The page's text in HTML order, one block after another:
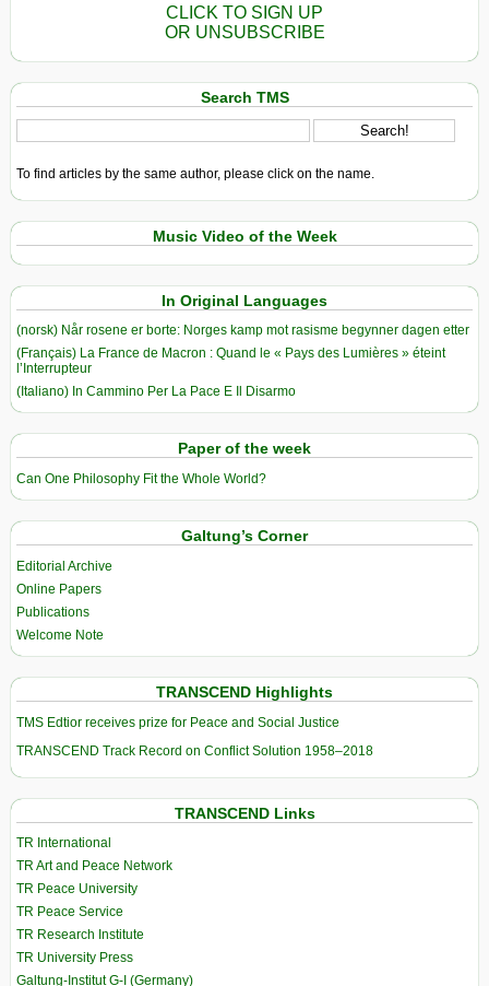
CLICK TO SIGN UP
OR UNSUBSCRIBE
Search TMS
To find articles by the same author, please click on the name.
Music Video of the Week
In Original Languages
(norsk) Når rosene er borte: Norges kamp mot rasisme begynner dagen etter
(Français) La France de Macron : Quand le « Pays des Lumières » éteint
l’Interrupteur
(Italiano) In Cammino Per La Pace E Il Disarmo
Paper of the week
Can One Philosophy Fit the Whole World?
Galtung’s Corner
Editorial Archive
Online Papers
Publications
Welcome Note
TRANSCEND Highlights
TMS Edtior receives prize for Peace and Social Justice
TRANSCEND Track Record on Conflict Solution 1958–2018
TRANSCEND Links
TR International
TR Art and Peace Network
TR Peace University
TR Peace Service
TR Research Institute
TR University Press
Galtung-Institut G-I (Germany)